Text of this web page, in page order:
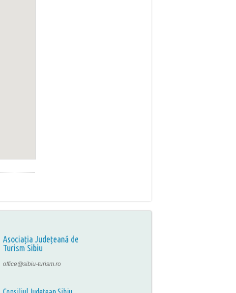
Asociația Județeană de
Turism Sibiu
office@sibiu-turism.ro